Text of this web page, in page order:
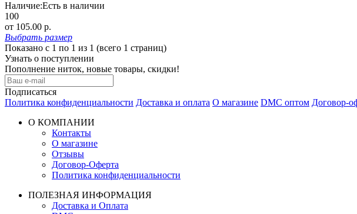
Наличие:Есть в наличии
100
от 105.00 р.
Выбрать размер
Показано с 1 по 1 из 1 (всего 1 страниц)
Узнать о поступлении
Пополнение ниток, новые товары, скидки!
Подписаться
Политика конфиденциальности Доставка и оплата О магазине DMC оптом Договор-
О КОМПАНИИ
Контакты
О магазине
Отзывы
Договор-Оферта
Политика конфиденциальности
ПОЛЕЗНАЯ ИНФОРМАЦИЯ
Доставка и Оплата